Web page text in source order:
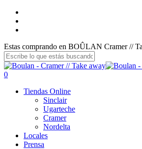
Skip
main
Estas comprando en BOÛLAN Cramer //
Close
Search
search
0
Tiendas Online
Sinclair
Ugarteche
Cramer
Nordelta
Locales
Prensa